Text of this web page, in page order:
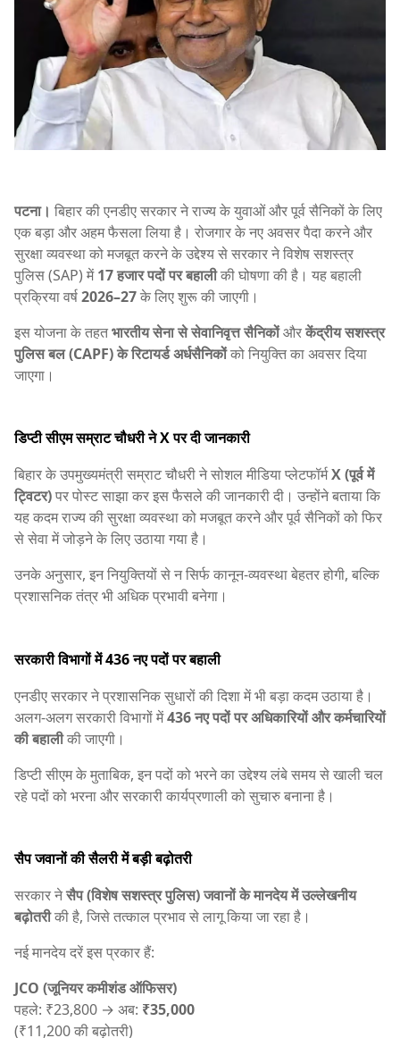
पटना। बिहार की एनडीए सरकार ने राज्य के युवाओं और पूर्व सैनिकों के लिए
एक बड़ा और अहम फैसला लिया है। रोजगार के नए अवसर पैदा करने और
सुरक्षा व्यवस्था को मजबूत करने के उद्देश्य से सरकार ने विशेष सशस्त्र
पुलिस (SAP) में17 हजार पदों पर बहालीकी घोषणा की है। यह बहाली
प्रक्रिया वर्ष2026–27के लिए शुरू की जाएगी।
इस योजना के तहतभारतीय सेना से सेवानिवृत्त सैनिकोंऔरकेंद्रीय सशस्त्र
पुलिस बल (CAPF) के रिटायर्ड अर्धसैनिकोंको नियुक्ति का अवसर दिया
जाएगा।
डिप्टी सीएम सम्राट चौधरी ने X पर दी जानकारी
बिहार के उपमुख्यमंत्री सम्राट चौधरी ने सोशल मीडिया प्लेटफॉर्मX (पूर्व में
ट्विटर)पर पोस्ट साझा कर इस फैसले की जानकारी दी। उन्होंने बताया कि
यह कदम राज्य की सुरक्षा व्यवस्था को मजबूत करने और पूर्व सैनिकों को फिर
से सेवा में जोड़ने के लिए उठाया गया है।
उनके अनुसार, इन नियुक्तियों से न सिर्फ कानून-व्यवस्था बेहतर होगी, बल्कि
प्रशासनिक तंत्र भी अधिक प्रभावी बनेगा।
सरकारी विभागों में 436 नए पदों पर बहाली
एनडीए सरकार ने प्रशासनिक सुधारों की दिशा में भी बड़ा कदम उठाया है।
अलग-अलग सरकारी विभागों में436 नए पदों पर अधिकारियों और कर्मचारियों
की बहालीकी जाएगी।
डिप्टी सीएम के मुताबिक, इन पदों को भरने का उद्देश्य लंबे समय से खाली चल
रहे पदों को भरना और सरकारी कार्यप्रणाली को सुचारु बनाना है।
सैप जवानों की सैलरी में बड़ी बढ़ोतरी
सरकार नेसैप (विशेष सशस्त्र पुलिस) जवानों के मानदेय में उल्लेखनीय
बढ़ोतरीकी है, जिसे तत्काल प्रभाव से लागू किया जा रहा है।
नई मानदेय दरें इस प्रकार हैं:
JCO (जूनियर कमीशंड ऑफिसर)
पहले: ₹23,800 → अब: ₹35,000
(₹11,200 की बढ़ोतरी)